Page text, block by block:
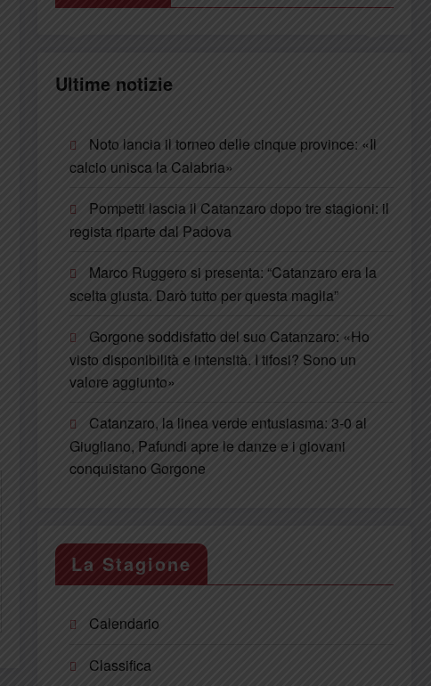
Ultime notizie
Noto lancia il torneo delle cinque province: «Il
calcio unisca la Calabria»
Pompetti lascia il Catanzaro dopo tre stagioni: il
regista riparte dal Padova
Marco Ruggero si presenta: “Catanzaro era la
scelta giusta. Darò tutto per questa maglia”
Gorgone soddisfatto del suo Catanzaro: «Ho
visto disponibilità e intensità. I tifosi? Sono un
valore aggiunto»
Catanzaro, la linea verde entusiasma: 3-0 al
Giugliano, Pafundi apre le danze e i giovani
conquistano Gorgone
La Stagione
Calendario
Classifica